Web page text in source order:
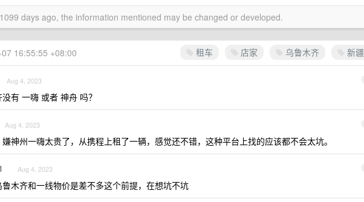
days ago, the information mentioned may be changed or developed.
租车 店家 乌鲁木齐 新疆
16:55:55 +08:00
Aug 4, 2023
有 一嗨 或者 神舟 吗？
Aug 4, 2023
神州一嗨太贵了，从携程上租了一辆，感觉还不错，这种平台上找的应该都不会太坑。
Aug 4, 2023
木齐和一线物价是差不多这个前提，在想坑不坑